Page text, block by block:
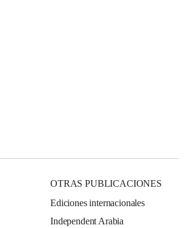
OTRAS PUBLICACIONES
Ediciones internacionales
Independent Arabia